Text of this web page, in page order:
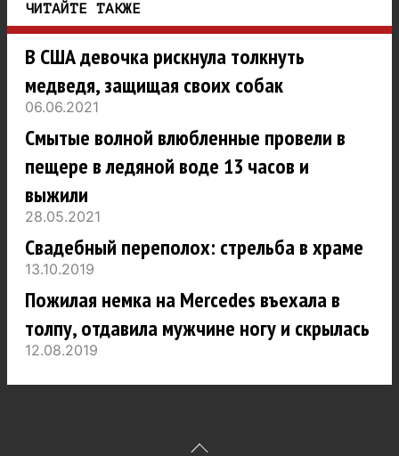
ЧИТАЙТЕ ТАКЖЕ
В США девочка рискнула толкнуть
медведя, защищая своих собак
06.06.2021
Смытые волной влюбленные провели в
пещере в ледяной воде 13 часов и
выжили
28.05.2021
Свадебный переполох: стрельба в храме
13.10.2019
Пожилая немка на Mercedes въехала в
толпу, отдавила мужчине ногу и скрылась
12.08.2019